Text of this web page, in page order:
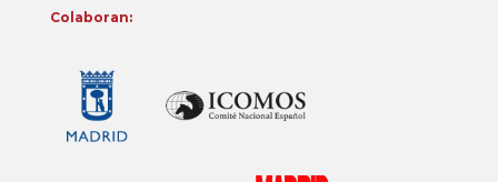
Colaboran: